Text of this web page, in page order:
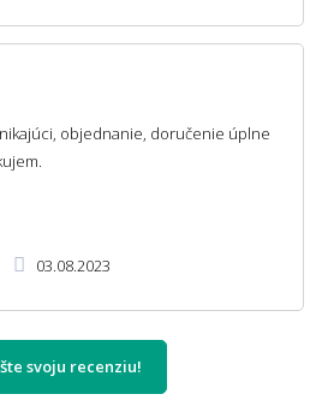
objednanie, doručenie úplne
03.08.2023
svoju recenziu!